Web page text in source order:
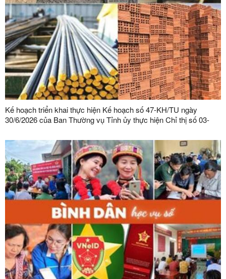
Kế hoạch triển khai thực hiện Kế hoạch số 47-KH/TU ngày
30/6/2026 của Ban Thường vụ Tỉnh ủy thực hiện Chỉ thị số 03-
đạo của Đảng đối với công tác quản lý, phát triển vật liệu xây
dựng trong giai đoạn mới